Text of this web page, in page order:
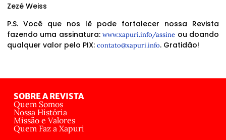
Zezé Weiss
P.S. Você que nos lê pode fortalecer nossa Revista
fazendo uma assinatura:www.xapuri.info/assine ou doando
qualquer valor pelo PIX: contato@xapuri.info. Gratidão!
SOBRE A REVISTA
Quem Somos
Nossa História
Missão e Valores
Quem Faz a Xapuri